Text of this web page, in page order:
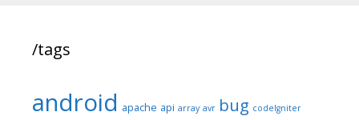
/tags
android apache api array avr bug codeIgniter